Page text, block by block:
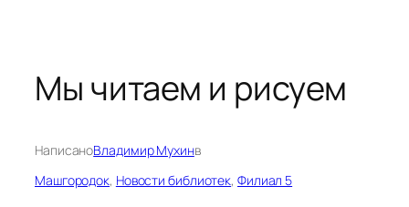
Мы читаем и рисуем
НаписаноВладимир Мухинв
Машгородок, Новости библиотек, Филиал 5